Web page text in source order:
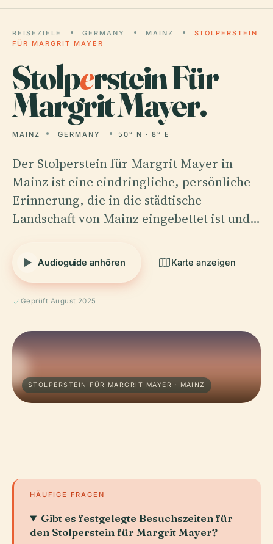
REISEZIELE GERMANY MAINZ
STOLPERSTEIN
FÜR MARGRIT MAYER
Stolperstein Für
Margrit Mayer.
MAINZ GERMANY 50° N · 8° E
Der Stolperstein für Margrit Mayer in
Mainz ist eine eindringliche, persönliche
Erinnerung, die in die städtische
Landschaft von Mainz eingebettet ist und…
Audioguide anhören Karte anzeigen
Geprüft August 2025
STOLPERSTEIN FÜR MARGRIT MAYER · MAINZ
HÄUFIGE FRAGEN
Gibt es festgelegte Besuchszeiten für
den Stolperstein für Margrit Mayer?